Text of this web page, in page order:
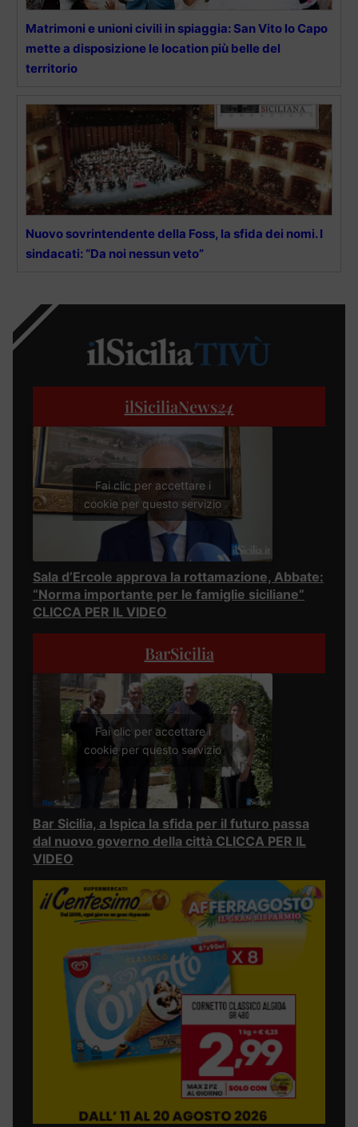
Matrimoni e unioni civili in spiaggia: San Vito lo Capo
mette a disposizione le location più belle del
territorio
Nuovo sovrintendente della Foss, la sfida dei nomi. I
sindacati: “Da noi nessun veto”
ilSiciliaNews24
Fai clic per accettare i
cookie per questo servizio
Sala d’Ercole approva la rottamazione, Abbate:
“Norma importante per le famiglie siciliane”
CLICCA PER IL VIDEO
BarSicilia
Fai clic per accettare i
cookie per questo servizio
Bar Sicilia, a Ispica la sfida per il futuro passa
dal nuovo governo della città CLICCA PER IL
VIDEO